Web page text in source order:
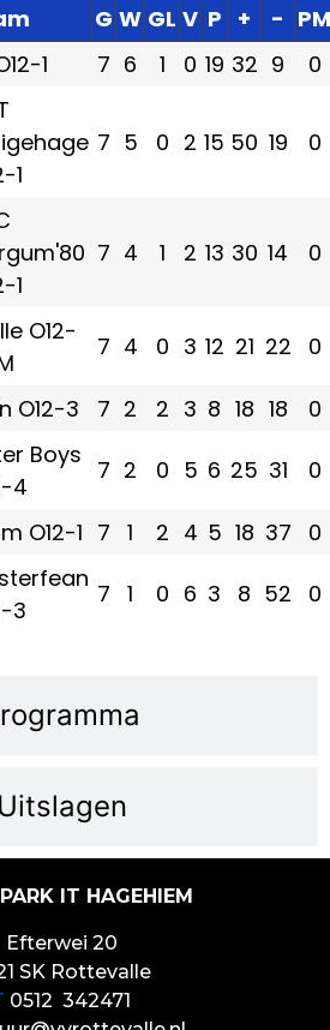
Uitslagen
G W GL V P + - PM
1 7 6 1 0 19 32 9 0
1
7 5 0 2 15 50 19 0
1
7 4 1 2 13 30 14 0
O12-
7 4 0 3 12 21 22 0
O12-3 7 2 2 3 8 18 18 0
Boys
4
7 2 0 5 6 25 31 0
O12-1 7 1 2 4 5 18 37 0
3
7 1 0 6 3 8 52 0
IT HAGEHIEM
Efterwei 20
SK Rottevalle
0512 342471